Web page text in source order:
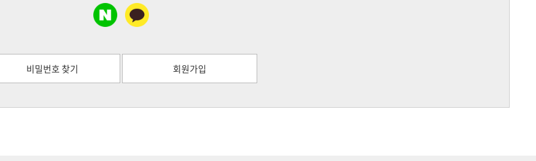
비밀번호 찾기 회원가입